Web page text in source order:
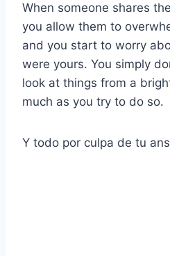
When someone shares
you allow them to
and you start to worry
were yours. You simply
look at things from a
much as you try to do so.
Y todo por culpa de tu